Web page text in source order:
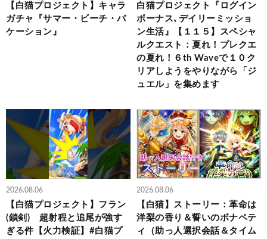
【白猫プロジェクト】キャラ
ガチャ『サマー・ビーチ・バ
ケーション』
白猫プロジェクト『ログイン
ボーナス､デイリーミッショ
ン生活』【１１５】スペシャ
ルクエスト：夏れ！プレクエ
の夏れ！６th Waveで１０ク
リアしようをやりながら「ジ
ュエル」を集めます
2026.08.06
【白猫プロジェクト】フラン
(鎖剣) 超射程と追尾が強す
ぎる件【火力検証】#白猫プ
2026.08.06
【白猫】ストーリー：革命は
洋梨の香り＆誓いのボナペテ
ィ（助っ人選択会話＆タイム